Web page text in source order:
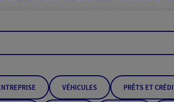
VÉHICULES PRÊTS ET